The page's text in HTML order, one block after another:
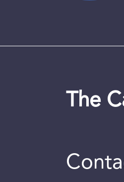
The